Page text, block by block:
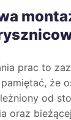
prac to
że
od
oraz